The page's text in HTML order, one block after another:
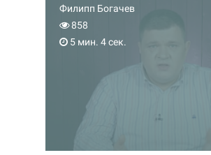
Филипп Богачев
858
5 мин. 4 сек.